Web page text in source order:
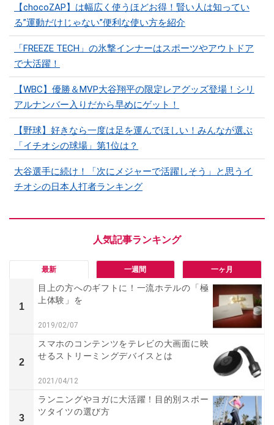
【chocoZAP】は幅広く使うほどお得！賢い人は知ってい
る”運動だけじゃない”便利な使い方を紹介
「FREEZE TECH」の氷撃インナーはスポーツやアウトドア
で大活躍！
【WBC】優勝＆MVP大谷翔平の限定レアグッズ登場！シリ
アルナンバー入りだから早めにゲット！
【野球】好きなら一度は足を運んでほしい！みんなが選ぶ
「イチオシの球場」第1位は？
大谷選手に続け！「次にメジャーで活躍しそう」と思うイ
チオシの日本人打者ランキング
最新 一週間 一ヶ月
1
目上の方へのギフトに！一流ホテルの「極
上体験」を
2019/02/07
2
スマホのコンテンツをテレビの大画面に映
せるストリーミングデバイスとは
2021/04/12
3
ランニングやヨガに大活躍！目的別スポー
ツタイツの選び方